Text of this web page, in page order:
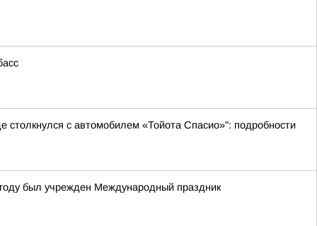
столкнулся с автомобилем «Тойота Спасио»": подробности
был учрежден Международный праздник